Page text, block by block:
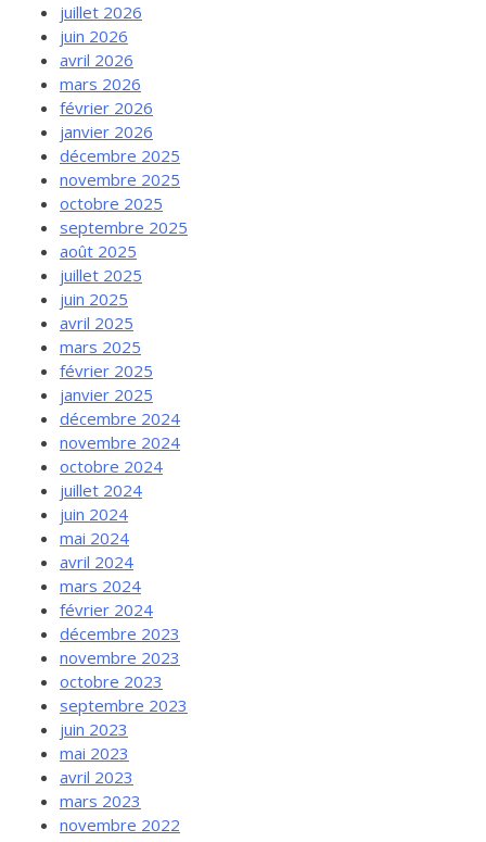
juillet 2026
juin 2026
avril 2026
mars 2026
février 2026
janvier 2026
décembre 2025
novembre 2025
octobre 2025
septembre 2025
août 2025
juillet 2025
juin 2025
avril 2025
mars 2025
février 2025
janvier 2025
décembre 2024
novembre 2024
octobre 2024
juillet 2024
juin 2024
mai 2024
avril 2024
mars 2024
février 2024
décembre 2023
novembre 2023
octobre 2023
septembre 2023
juin 2023
mai 2023
avril 2023
mars 2023
novembre 2022